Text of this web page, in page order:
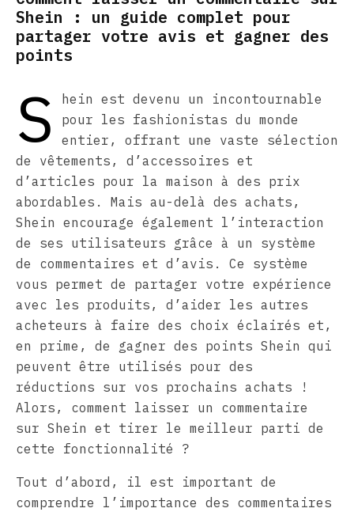
Shein : un guide complet pour
partager votre avis et gagner des
points
S
hein est devenu un incontournable
pour les fashionistas du monde
entier, offrant une vaste sélection
de vêtements, d’accessoires et
d’articles pour la maison à des prix
abordables. Mais au-delà des achats,
Shein encourage également l’interaction
de ses utilisateurs grâce à un système
de commentaires et d’avis. Ce système
vous permet de partager votre expérience
avec les produits, d’aider les autres
acheteurs à faire des choix éclairés et,
en prime, de gagner des points Shein qui
peuvent être utilisés pour des
réductions sur vos prochains achats !
Alors, comment laisser un commentaire
sur Shein et tirer le meilleur parti de
cette fonctionnalité ?
Tout d’abord, il est important de
comprendre l’importance des commentaires